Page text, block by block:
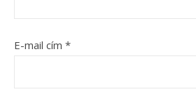
E-mail cím *